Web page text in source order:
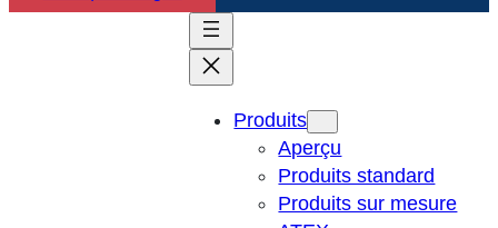
Produits
Aperçu
Produits standard
Produits sur mesure